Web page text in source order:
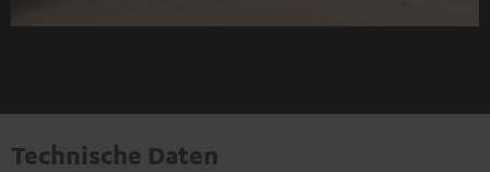
Technische Daten